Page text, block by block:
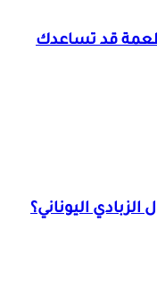
اليوناني؟